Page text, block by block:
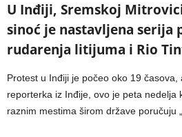
U Inđiji, Sremskoj
sinoć je nastavljena serija
rudarenja litijuma i Rio
Protest u Inđiji je počeo oko 19 časova,
reporterka iz Inđije, ovo je peta nedelja
raznim mestima širom države poručuju